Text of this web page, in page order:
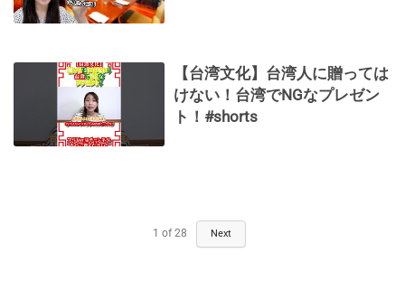
【台湾文化】台湾人に贈っては
けない！台湾でNGなプレゼン
ト！#shorts
1 of 28 Next